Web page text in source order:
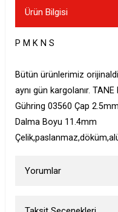
Ürün Bilgisi
P M K N S
Bütün ürünlerimiz
aynı gün kargolanır. TANE
Gühring 03560 Çap
Dalma Boyu 11.4mm
Yorumlar